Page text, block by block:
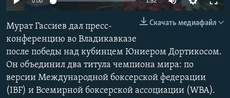
РАСПИСАНИЕ ВЕЩАНИЯ
ПОДПИШИТЕСЬ НА РАССЫЛКУ
СОЦИАЛЬНЫЕ СЕТИ
Скачать медиафайл
Мурат Гассиев дал пресс-
конференцию во Владикавказе
после победы над кубинцем Юниером Дортикосом.
Он объединил два титула чемпиона мира: по
версии Международной боксерской федерации
(IBF) и Всемирной боксерской ассоциации (WBA).